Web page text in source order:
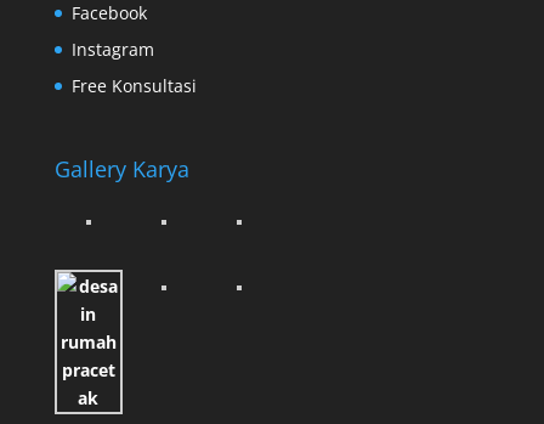
Facebook
Instagram
Free Konsultasi
Gallery Karya